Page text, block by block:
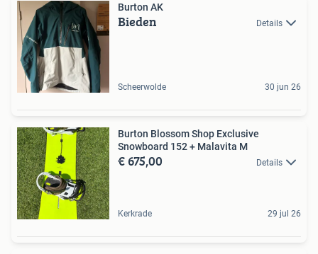
Burton AK
Bieden Details
Scheerwolde 30 jun 26
Burton Blossom Shop Exclusive
Snowboard 152 + Malavita M
€ 675,00 Details
Kerkrade 29 jul 26